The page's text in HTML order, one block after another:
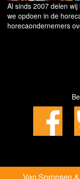
Al sinds 2007 delen
we opdoen in de
horecaondernemers
Van Spronsen